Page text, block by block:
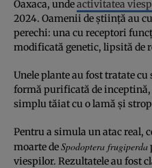
Oaxaca, undeactivitatea
2024. Oamenii de știință au
perechi: una cu receptori
modificată genetic, lipsită de
Unele plante au fost tratate cu
formă purificată de
simplu tăiat cu o lamă și
Pentru a simula un atac real,
moarte deSpodoptera frugiperda
viespilor. Rezultatele au fost